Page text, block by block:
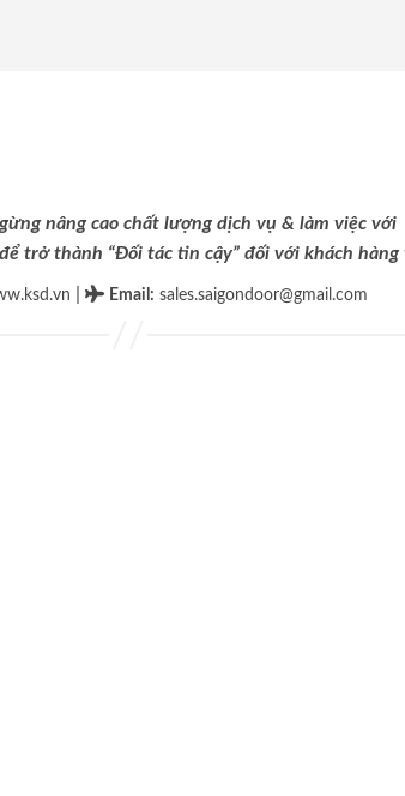
nâng cao chất lượng dịch vụ & làm việc với
để trở thành “Đối tác tin cậy” đối với khách hàng
Email : sales.saigondoor@gmail.com